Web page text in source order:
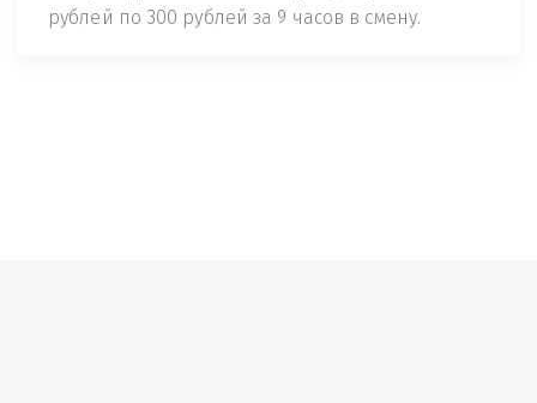
рублей по 300 рублей за 9 часов в смену.